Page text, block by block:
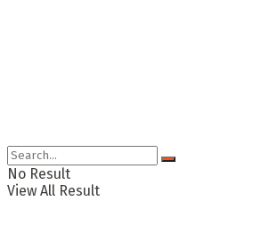
No Result
View All Result